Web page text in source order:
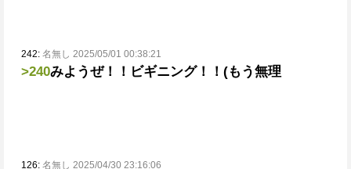
242: 名無し 2025/05/01 00:38:21
>240みようぜ！！ビギニング！！(もう無理
126: 名無し 2025/04/30 23:16:06